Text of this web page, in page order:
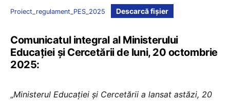
Proiect_regulament_PES_2025 Descarcă fișier
Comunicatul integral al Ministerului
Educației și Cercetării de luni, 20 octombrie
2025:
„Ministerul Educației și Cercetării a lansat astăzi, 20